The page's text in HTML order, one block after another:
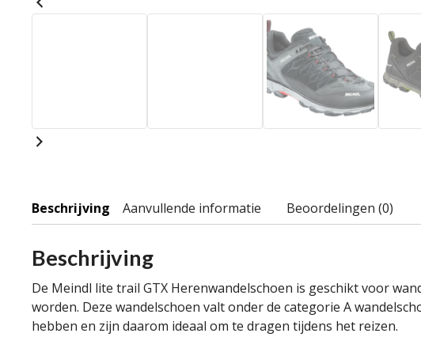
Beschrijving Aanvullende informatie Beoordelingen (0)
Beschrijving
De Meindl lite trail GTX Herenwandelschoen is geschikt voor
worden. Deze wandelschoen valt onder de categorie A
hebben en zijn daarom ideaal om te dragen tijdens het reizen.